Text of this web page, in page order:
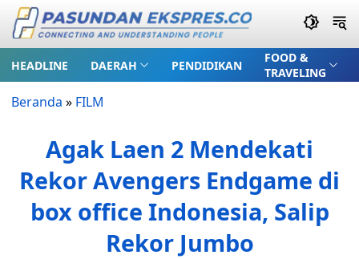
HEADLINE DAERAH PENDIDIKAN
FOOD &
TRAVELING
Beranda » FILM
Agak Laen 2 Mendekati
Rekor Avengers Endgame di
box office Indonesia, Salip
Rekor Jumbo